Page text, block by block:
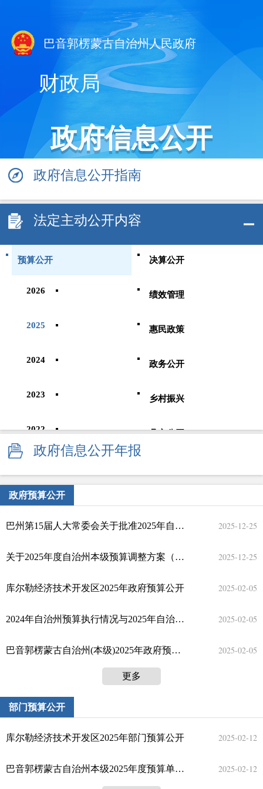
巴音郭楞蒙古自治州人民政府
财政局
政府信息公开
政府信息公开指南
法定主动公开内容
预算公开
2026
2025
2024
2023
2022
2020
2019
决算公开
绩效管理
惠民政策
政务公开
乡村振兴
县市公开
政府信息公开年报
政府预算公开
巴州第15届人大常委会关于批准2025年自治州本级预算调整方案的决议 2025-12-25
关于2025年度自治州本级预算调整方案（草案）的报告 2025-12-25
库尔勒经济技术开发区2025年政府预算公开 2025-02-05
2024年自治州预算执行情况与2025年自治州预算草案的报告及附表 2025-02-05
巴音郭楞蒙古自治州(本级)2025年政府预算公开 2025-02-05
更多
部门预算公开
库尔勒经济技术开发区2025年部门预算公开 2025-02-12
巴音郭楞蒙古自治州本级2025年度预算单位部门预算公开 2025-02-12